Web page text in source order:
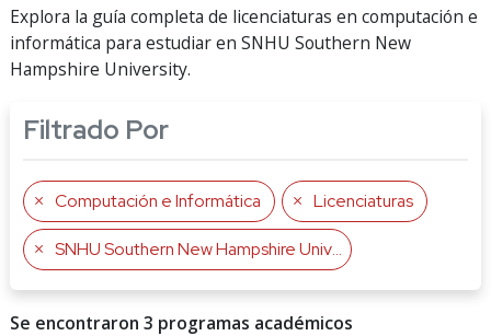
Explora la guía completa de licenciaturas en computación e
informática para estudiar en SNHU Southern New
Hampshire University.
Filtrado Por
Computación e Informática Licenciaturas
SNHU Southern New Hampshire University
Se encontraron 3 programas académicos